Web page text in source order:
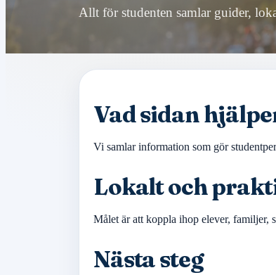
Allt för studenten samlar guider,
Vad sidan
Vi samlar information som gör
Lokalt och
Målet är att koppla ihop elever, familjer,
Nästa steg